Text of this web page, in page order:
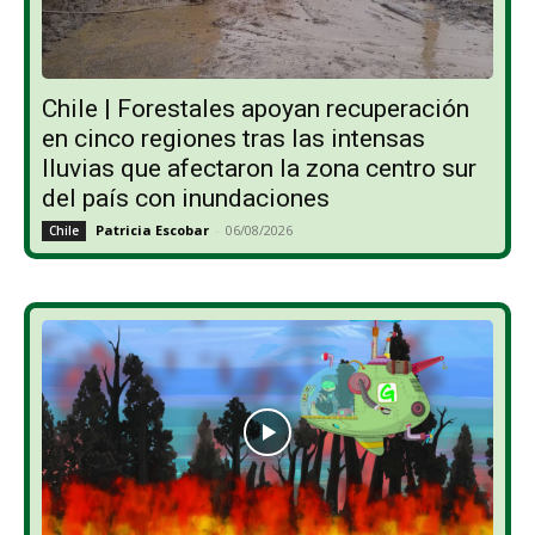
Chile | Forestales apoyan recuperación
en cinco regiones tras las intensas
lluvias que afectaron la zona centro sur
del país con inundaciones
Chile Patricia Escobar - 06/08/2026